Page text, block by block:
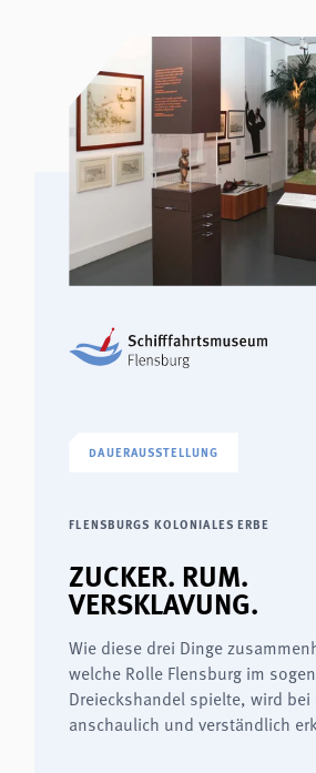
DAUERAUSSTELLUNG
FLENSBURGS KOLONIALES ERBE
ZUCKER. RUM.
VERSKLAVUNG.
Wie diese drei Dinge
welche Rolle Flensburg im
Dreieckshandel spielte, wird bei
anschaulich und verständlich